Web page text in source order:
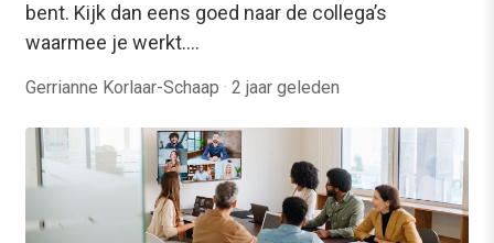
bent. Kijk dan eens goed naar de collega’s
waarmee je werkt.…
Gerrianne Korlaar-Schaap · 2 jaar geleden